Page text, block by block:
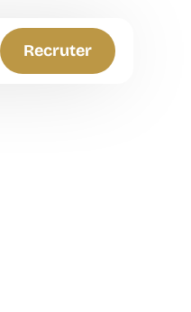
Recruter